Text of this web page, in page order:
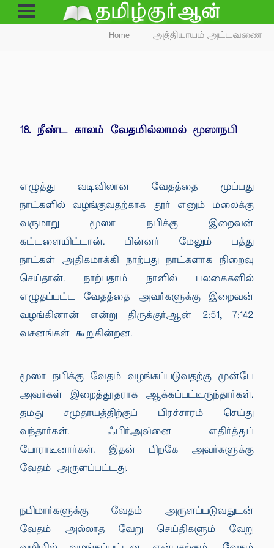
Open
Menu
Home அத்தியாயம் அட்டவணை
18. நீண்ட காலம் வேதமில்லாமல் மூஸாநபி
எழுத்து வடிவிலான வேதத்தை முப்பது
நாட்களில் வழங்குவதற்காக தூர் எனும் மலைக்கு
வருமாறு மூஸா நபிக்கு இறைவன்
கட்டளையிட்டான். பின்னர் மேலும் பத்து
நாட்கள் அதிகமாக்கி நாற்பது நாட்களாக நிறைவு
செய்தான். நாற்பதாம் நாளில் பலகைகளில்
எழுதப்பட்ட வேதத்தை அவர்களுக்கு இறைவன்
வழங்கினான் என்று திருக்குர்ஆன் 2:51, 7:142
வசனங்கள் கூறுகின்றன.
மூஸா நபிக்கு வேதம் வழங்கப்படுவதற்கு முன்பே
அவர்கள் இறைத்தூதராக ஆக்கப்பட்டிருந்தார்கள்.
தமது சமுதாயத்திற்குப் பிரச்சாரம் செய்து
வந்தார்கள். ஃபிர்அவ்னை எதிர்த்துப்
போராடினார்கள். இதன் பிறகே அவர்களுக்கு
வேதம் அருளப்பட்டது.
நபிமார்களுக்கு வேதம் அருளப்படுவதுடன்
வேதம் அல்லாத வேறு செய்திகளும் வேறு